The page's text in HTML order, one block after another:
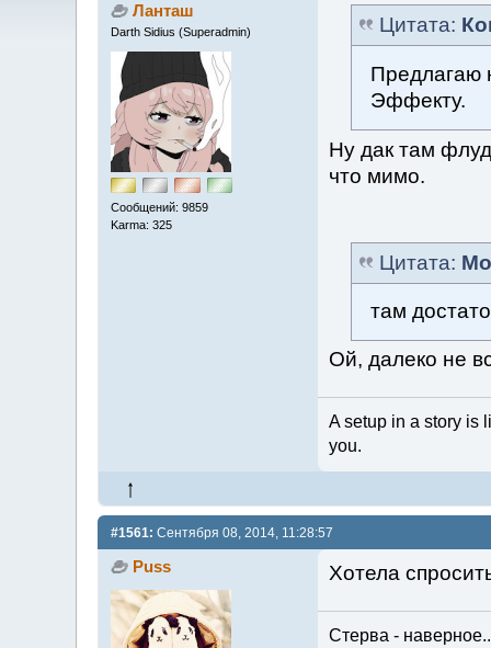
Ланташ
Darth Sidius (Superadmin)
Сообщений: 9859
Karma: 325
Цитата:
Предлагаю
Эффекту.
Ну дак там
что мимо.
Цитата:
там
Ой, далеко не
A setup in a story is
you.
#1561: Сентября 08, 2014, 11:28:57
Puss Хотела
Стерва -